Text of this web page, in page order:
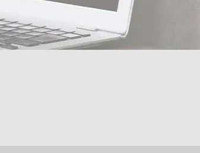
”代謝
FITNESSについて